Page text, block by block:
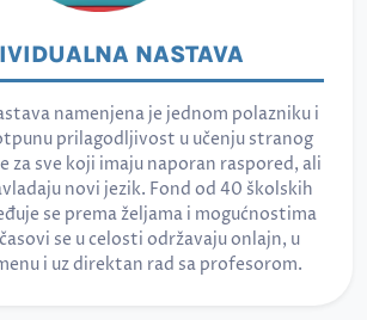
NASTAVA
namenjena je jednom polazniku i
prilagodljivost u učenju stranog
za sve koji imaju naporan raspored, ali
novi jezik. Fond od 40 školskih
se prema željama i mogućnostima
se u celosti održavaju onlajn, u
i uz direktan rad sa profesorom.